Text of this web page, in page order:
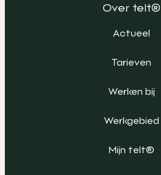
Over telt®
Actueel
Tarieven
Werken bij
Werkgebied
Mijn telt®